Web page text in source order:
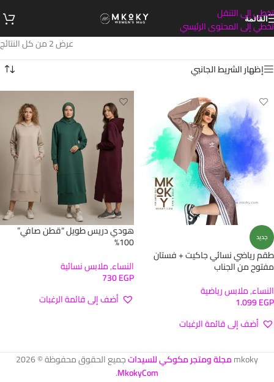
تخطي إلى التنقل
تخطي إلى المحتوى الرئيسي
القائمة
عرض ⁦2⁩ من كل النتائج
إظهار الشريط الجانبي
جديد
طقم رياضي نسائي جاكيت + فستان
مفتوح من الجناب
النساء,ملابس رياضية
1.099EGP
أضف إلى قائمة الرغبات
هودي دريس طويل “قطن صافي”
100%
النساء,ملابس نسائية
730EGP
أضف إلى قائمة الرغبات
mkokyمجلة ومتجر مكوكي للسيداتجميع الحقوق محفوظة © 2026
MkokyCom
.